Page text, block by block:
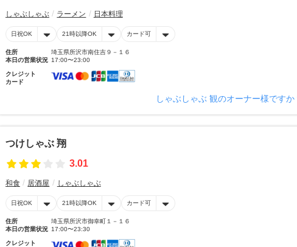
しゃぶしゃぶ ラーメン 日本料理
日祝OK 21時以降OK カード可
住所
埼玉県所沢市南住吉９－１６
本日の営業状況 17:00〜23:00
クレジット
カード
しゃぶしゃぶ 観のオーナー様ですか
つけしゃぶ 翔
3.01
和食 居酒屋 しゃぶしゃぶ
日祝OK 21時以降OK カード可
住所
埼玉県所沢市御幸町１－１６
本日の営業状況 17:00〜23:30
クレジット